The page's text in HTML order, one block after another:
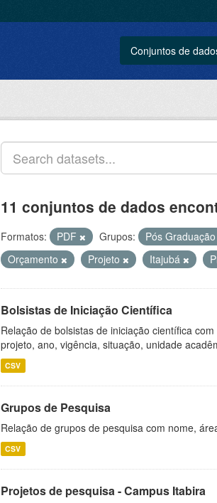
Conjuntos de
11 conjuntos de dados
Formatos: PDF Grupos: Pós Graduação
Orçamento
Projeto Itajubá
Bolsistas de Iniciação Científica
Relação de bolsistas de iniciação científica
projeto, ano, vigência, situação, unidade
CSV
Grupos de Pesquisa
Relação de grupos de pesquisa com nome,
CSV
Projetos de pesquisa - Campus Itabira